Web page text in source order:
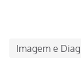
Imagem e